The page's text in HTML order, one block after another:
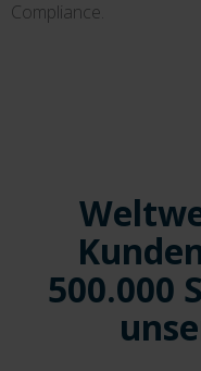
Compliance.
500.000